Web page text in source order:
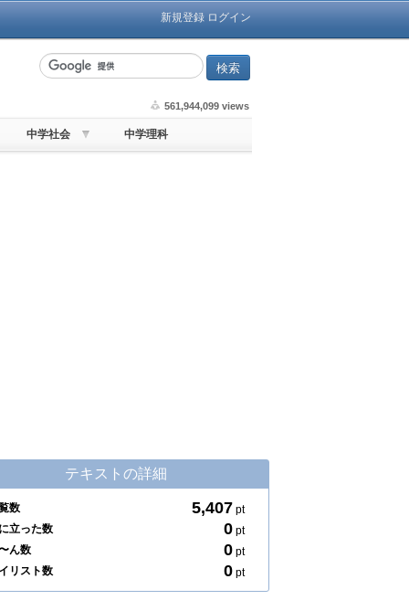
新規登録 ログイン
561,944,099 views
中学社会 中学理科
テキストの詳細
数 5,407 pt
立った数
0 pt
ん数
0 pt
リスト数
0 pt